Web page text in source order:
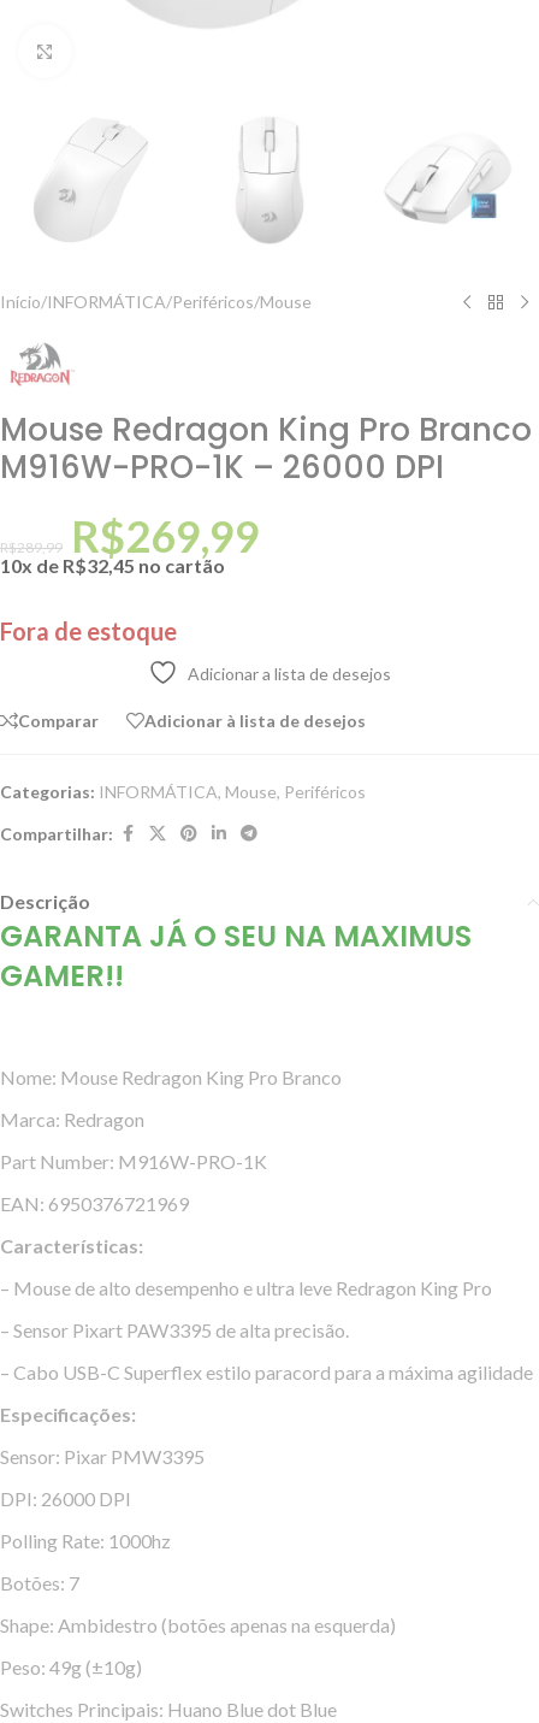
Início/INFORMÁTICA/Periféricos/Mouse
Mouse Redragon King Pro Branco
M916W-PRO-1K – 26000 DPI
R$289,99 R$269,99
10x de R$32,45 no cartão
Fora de estoque
Adicionar a lista de desejos
Comparar Adicionar à lista de desejos
Categorias: INFORMÁTICA, Mouse, Periféricos
Compartilhar:
Descrição
GARANTA JÁ O SEU NA MAXIMUS
GAMER!!
Nome: Mouse Redragon King Pro Branco
Marca: Redragon
Part Number: M916W-PRO-1K
EAN: 6950376721969
Características:
– Mouse de alto desempenho e ultra leve Redragon King Pro
– Sensor Pixart PAW3395 de alta precisão.
– Cabo USB-C Superflex estilo paracord para a máxima agilidade
Especificações:
Sensor: Pixar PMW3395
DPI: 26000 DPI
Polling Rate: 1000hz
Botões: 7
Shape: Ambidestro (botões apenas na esquerda)
Peso: 49g (±10g)
Switches Principais: Huano Blue dot Blue